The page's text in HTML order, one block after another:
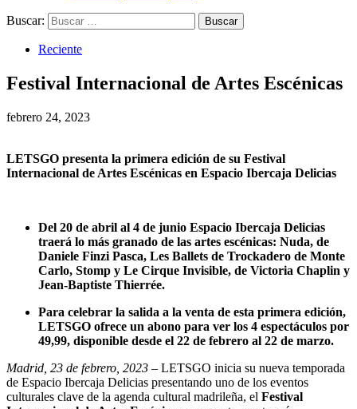
Buscar:
Reciente
Festival Internacional de Artes Escénicas
febrero 24, 2023
LETSGO presenta la primera edición de su Festival
Internacional de Artes Escénicas en Espacio Ibercaja Delicias
Del 20 de abril al 4 de junio Espacio Ibercaja Delicias
traerá lo más granado de las artes escénicas: Nuda, de
Daniele Finzi Pasca, Les Ballets de Trockadero de Monte
Carlo, Stomp y Le Cirque Invisible, de Victoria Chaplin y
Jean-Baptiste Thierrée.
Para celebrar la salida a la venta de esta primera edición,
LETSGO ofrece un abono para ver los 4 espectáculos por
49,99, disponible desde el 22 de febrero al 22 de marzo.
Madrid, 23 de febrero, 2023 – LETSGO inicia su nueva temporada
de Espacio Ibercaja Delicias presentando uno de los eventos
culturales clave de la agenda cultural madrileña, el Festival